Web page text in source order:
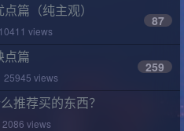
篇（纯主观）
views
87
点篇
25945 views
259
推荐买的东西？
views